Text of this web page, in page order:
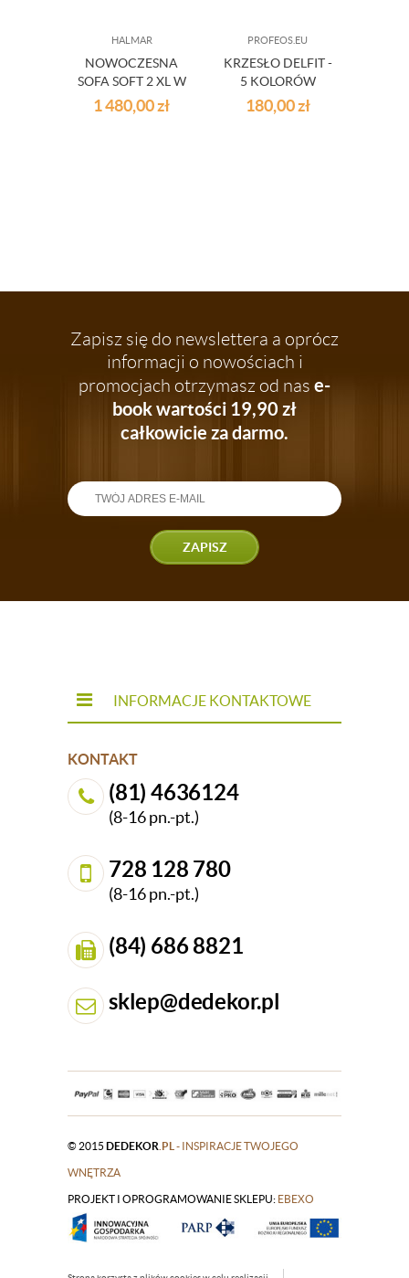
HALMAR
NOWOCZESNA
SOFA SOFT 2 XL W
STYLU
INDUSTRIALNYM
1 480,00zł
PROFEOS.EU
KRZESŁO DELFIT -
5 KOLORÓW
180,00zł
Zapisz się do newslettera a oprócz
informacji o nowościach i
promocjach otrzymasz od nas e-
book wartości 19,90 zł
całkowicie za darmo.
ZAPISZ
INFORMACJE KONTAKTOWE
KONTAKT
(81) 4636124
(8-16 pn.-pt.)
728 128 780
(8-16 pn.-pt.)
(84) 686 8821
sklep@dedekor.pl
© 2015 DEDEKOR .PL - INSPIRACJE TWOJEGO
WNĘTRZA
|
PROJEKT I OPROGRAMOWANIE SKLEPU: EBEXO